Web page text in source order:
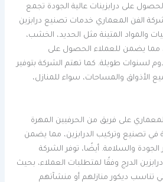
على درابزينات عالية الجودة تجمع
الفن المعماري خدمات تصنيع درابزين
والمواد المتينة مثل الحديد، الخشب،
مما يضمن للعملاء الحصول على
لسنوات طويلة. كما تهتم الشركة بتوفير
الأذواق والمساحات، سواء للمنازل،
على فريق من الحرفيين المهرة
في تصنيع وتركيب الدرابزين، مما يضمن
الجودة والسلامة. أيضًا، توفر الشركة
الدرج وفقًا لمتطلبات العملاء، بحيث
تناسب ديكور منازلهم أو منشآتهم